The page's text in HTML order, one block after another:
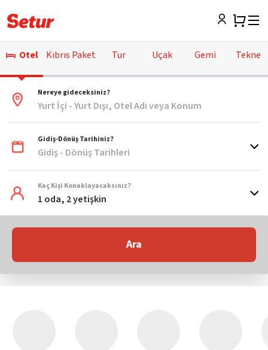
Otel Kıbrıs Paket Tur Uçak Gemi Tekne
Nereye gideceksiniz?
Yurt İçi - Yurt Dışı, Otel Adı veya Konum
Gidiş-Dönüş Tarihiniz?
Gidiş - Dönüş Tarihleri
Kaç Kişi Konaklayacaksınız?
1 oda, 2 yetişkin
Ara